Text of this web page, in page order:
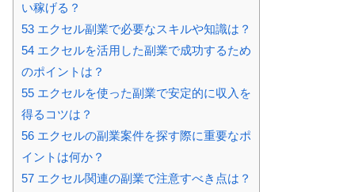
い稼げる？
53 エクセル副業で必要なスキルや知識は？
54 エクセルを活用した副業で成功するため
のポイントは？
55 エクセルを使った副業で安定的に収入を
得るコツは？
56 エクセルの副業案件を探す際に重要なポ
イントは何か？
57 エクセル関連の副業で注意すべき点は？